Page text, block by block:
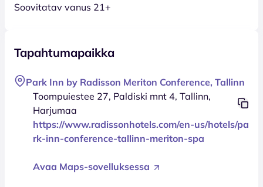
Soovitatav vanus 21+
Tapahtumapaikka
Park Inn by Radisson Meriton Conference, Tallinn
Toompuiestee 27, Paldiski mnt 4, Tallinn,
Harjumaa
https://www.radissonhotels.com/en-us/hotels/pa
rk-inn-conference-tallinn-meriton-spa
Avaa Maps-sovelluksessa